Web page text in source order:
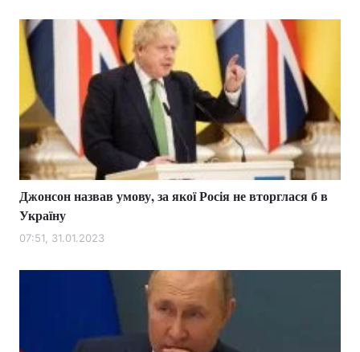
Джонсон назвав умову, за якої Росія не вторглася б в
Україну
07:51, 31.01.2023